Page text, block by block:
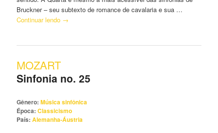
Bruckner – seu subtexto de romance de cavalaria e sua …
Continuar lendo →
MOZART
Sinfonia no. 25
Gênero: Música sinfônica
Época: Classicismo
País: Alemanha-Áustria